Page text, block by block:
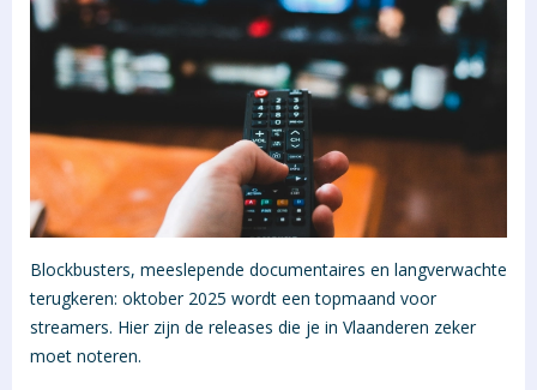
Blockbusters, meeslepende documentaires en langverwachte
terugkeren: oktober 2025 wordt een topmaand voor
streamers. Hier zijn de releases die je in Vlaanderen zeker
moet noteren.